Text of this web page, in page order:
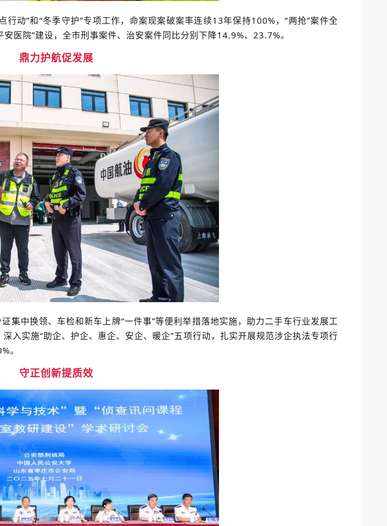
动”和“冬季守护”专项工作，命案现案破案率连续13年保持100%，“两抢”案件全
医院”建设，全市刑事案件、治安案件同比分别下降14.9%、23.7%。
鼎力护航促发展
集中换领、车检和新车上牌“一件事”等便利举措落地实施，助力二手车行业发展工
入实施“助企、护企、惠企、安企、暖企”五项行动，扎实开展规范涉企执法专项行
。
守正创新提质效